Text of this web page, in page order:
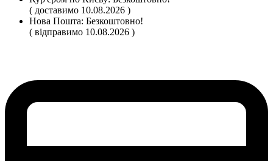
( доставимо 10.08.2026 )
Нова Пошта: Безкоштовно!
( відправимо 10.08.2026 )